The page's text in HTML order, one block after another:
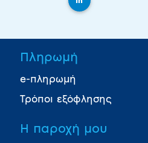
Πληρωμή
e-πληρωμή
Τρόποι εξόφλησης
Η παροχή μου